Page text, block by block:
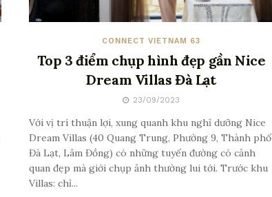
CONNECT VIETNAM 63
Top 3 điểm chụp hình đẹp gần Nice
Dream Villas Đà Lạt
23/09/2023
Với vị trí thuận lợi, xung quanh khu nghỉ dưỡng Nice
Dream Villas (40 Quang Trung, Phường 9, Thành phố
Đà Lạt, Lâm Đồng) có những tuyến đường có cảnh
quan đẹp mà giới chụp ảnh thường lui tới. Trước khu
Villas: chỉ...